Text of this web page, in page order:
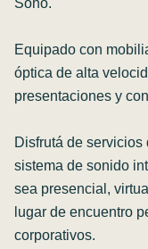
Soho.
Equipado con
óptica de alta
presentaciones y
Disfrutá de
sistema de sonido
sea presencial,
lugar de encuentro
corporativos.